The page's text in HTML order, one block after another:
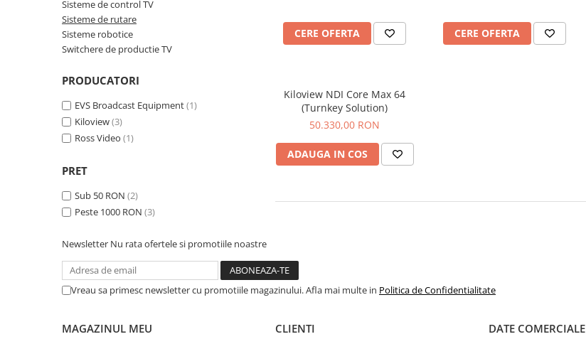
Amplificatoare de putere
Preamplificatoare
Preamplificatoare Phono
Switchere de productie TV
Sisteme de control TV
Sisteme de rutare
Sisteme robotice
Switchere de productie TV
PRODUCATORI
EVS Broadcast Equipment(1)
Kiloview(3)
Ross Video (1)
PRET
Sub 50 RON (2)
Peste 1000 RON (3)
CERE OFERTA CERE OFERTA
Kiloview NDI Core Max 64
(Turnkey Solution)
50.330,00 RON
ADAUGA IN COS
Newsletter Nu rata ofertele si promotiile noastre
Vreau sa primesc newsletter cu promotiile magazinului. Afla mai multe in Politica de Confidentialitate
MAGAZINUL MEU CLIENTI DATE COMERCIALE